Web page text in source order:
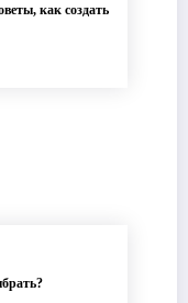
как создать